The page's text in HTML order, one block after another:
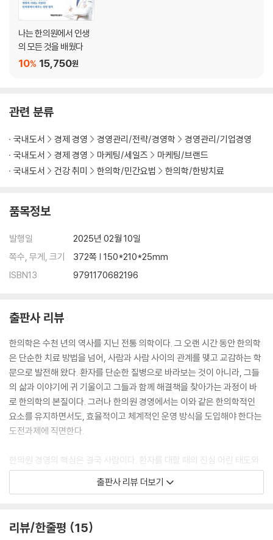
01: 모든 것은 직원에서 시작한다
02: 직원관리가 힘든 이유는 따로 있다
03: 좋은 직원 구하기
07: 매뉴얼이 중요한 이유
5장 경영론
01: 잘되는 한의원의 특징
03: Two Track 한의원
04: 단순한 것이 가장 강력하다
05: 나를 경영하라
07: 기회의 신
01: 동네 한의원으로 성공하기
02: 성공하는 기버가 되기
03: 세금과 노무 그리고 사람
04: 상권 공부가 필요한 이유
05: 부동산 공부하는 한의사
06: 새로운 시도, 새로운 확장
07: 아웃풋의 시대
01: 초년의 성공이 위험한 이유
03: 끌어당김의 법칙과 운의 관계
05: 행복한 자가 진정한 승자
나는 한의원에서 인생
의 모든 것을 배웠다
15,750원
10%
관련 분류
국내도서 경제 경영 경영관리/전략/경영학
경영관리/기업경영
국내도서
경제 경영 마케팅/세일즈
마케팅/브랜드
국내도서
건강 취미 한의학/민간요법 한의학/한방치료
품목정보
발행일
2025년 02월 10일
쪽수, 무게, 크기
372쪽 | 150*210*25mm
ISBN13
9791170682196
출판사 리뷰
한의학은 수천 년의 역사를 지닌 전통 의학이다. 그 오랜 시간 동안 한의학
은 단순한 치료 방법을 넘어, 사람과 사람 사이의 관계를 맺고 교감하는 학
문으로 발전해 왔다. 환자를 단순한 질병으로 바라보는 것이 아니라, 그들
의 삶과 이야기에 귀 기울이고 그들과 함께 해결책을 찾아가는 과정이 바
로 한의학의 본질이다. 그러나 한의원 경영에서는 이와 같은 한의학적인
요소를 유지하면서도, 효율적이고 체계적인 운영 방식을 도입해야 한다는
도전과제에 직면한다.
한의원 경영의 핵심은 결국 사람이다. 환자를 대할 때의 진심 어린 태도와
그들의 건강을 위해 헌신하는 마음이 경영의 기초를 이룬다. 이와 더불어
직원들과의 소통, 함께 일하는 팀원들에 대한 신뢰와 존중 역시 중요한 요
다. 끊임없이 변화하는 시대 속에서, 한의사들은 새로운 방식으로 성장하
출판사 리뷰 더보기
리뷰/한줄평 15